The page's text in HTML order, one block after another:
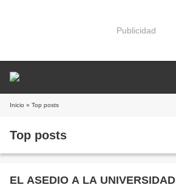
Publicidad
Inicio » Top posts
Top posts
EL ASEDIO A LA UNIVERSIDAD